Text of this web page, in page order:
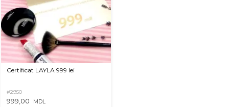
Certificat LAYLA 999 lei
#2950
999,00 MDL